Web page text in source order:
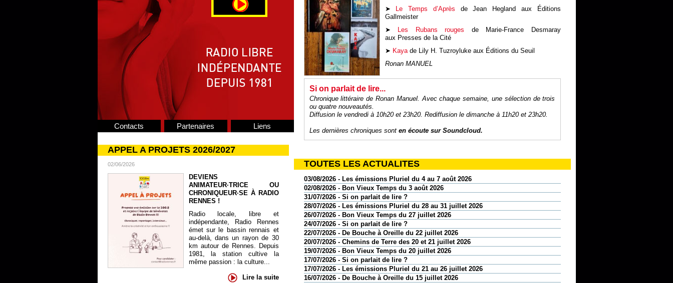
Contacts Partenaires Liens
APPEL A PROJETS 2026/2027
02/06/2026
DEVIENS
ANIMATEUR·TRICE OU
CHRONIQUEUR·SE À RADIO
RENNES !
Radio locale, libre et
indépendante, Radio Rennes
émet sur le bassin rennais et
au-delà, dans un rayon de 30
km autour de Rennes. Depuis
1981, la station cultive la
même passion : la culture...
Lire la suite
➤
Le Temps d’Après de Jean Hegland aux Éditions
Gallmeister
➤
Les Rubans rouges de Marie-France Desmaray
aux Presses de la Cité
➤ Kayade Lily H. Tuzroyluke aux Éditions du Seuil
Ronan MANUEL
Si on parlait de lire...
Chronique littéraire de Ronan Manuel. Avec chaque semaine, une sélection de trois
ou quatre nouveautés.
Diffusion le vendredi à 10h20 et 23h20. Rediffusion le dimanche à 11h20 et 23h20.
Les dernières chroniques sont en écoute sur Soundcloud.
TOUTES LES ACTUALITES
03/08/2026 - Les émissions Pluriel du 4 au 7 août 2026
02/08/2026 - Bon Vieux Temps du 3 août 2026
31/07/2026 - Si on parlait de lire ?
28/07/2026 - Les émissions Pluriel du 28 au 31 juillet 2026
26/07/2026 - Bon Vieux Temps du 27 juillet 2026
24/07/2026 - Si on parlait de lire ?
22/07/2026 - De Bouche à Oreille du 22 juillet 2026
20/07/2026 - Chemins de Terre des 20 et 21 juillet 2026
19/07/2026 - Bon Vieux Temps du 20 juillet 2026
17/07/2026 - Si on parlait de lire ?
17/07/2026 - Les émissions Pluriel du 21 au 26 juillet 2026
16/07/2026 - De Bouche à Oreille du 15 juillet 2026